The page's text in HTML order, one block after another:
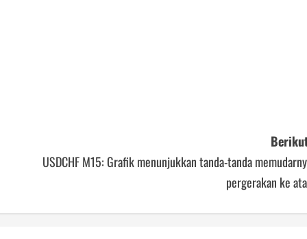
USDCHF M15: Grafik menunjukkan tanda-tanda
pergerakan ke